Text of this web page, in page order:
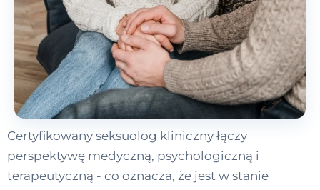
Certyfikowany seksuolog kliniczny łączy
perspektywę medyczną, psychologiczną i
terapeutyczną - co oznacza, że jest w stanie